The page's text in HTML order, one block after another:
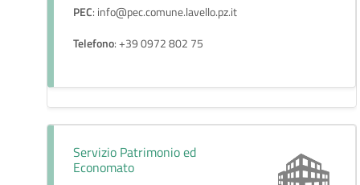
PEC: info@pec.comune.lavello.pz.it
Telefono: +39 0972 802 75
Servizio Patrimonio ed
Economato